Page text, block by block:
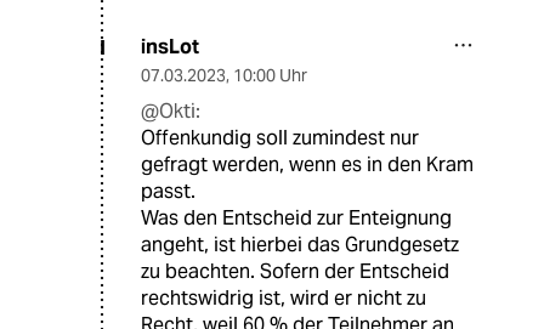
I insLot
07.03.2023, 10:00 Uhr
@Okti:
Offenkundig soll zumindest nur
gefragt werden, wenn es in den Kram
passt.
Was den Entscheid zur Enteignung
angeht, ist hierbei das Grundgesetz
zu beachten. Sofern der Entscheid
rechtswidrig ist, wird er nicht zu